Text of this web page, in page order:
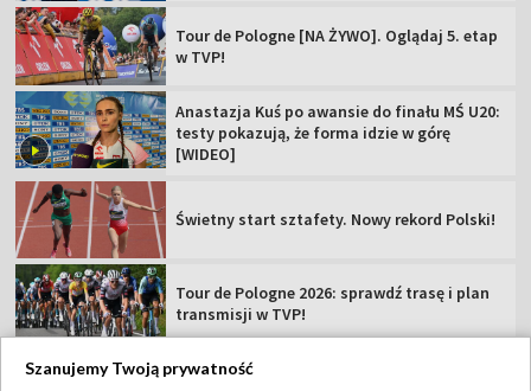
Tour de Pologne [NA ŻYWO]. Oglądaj 5. etap
w TVP!
Anastazja Kuś po awansie do finału MŚ U20:
testy pokazują, że forma idzie w górę
[WIDEO]
Świetny start sztafety. Nowy rekord Polski!
Tour de Pologne 2026: sprawdź trasę i plan
transmisji w TVP!
Szanujemy Twoją prywatność